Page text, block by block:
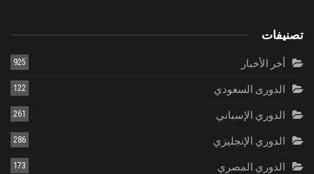
تصنيفات
أخر الأخبار 925
الدورى السعودي 122
الدوري الإسباني 261
الدوري الإنجليزي 286
الدوري المصري 173